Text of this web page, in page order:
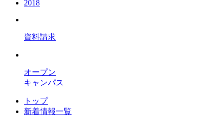
2018
資料請求
オープン
キャンパス
トップ
新着情報一覧